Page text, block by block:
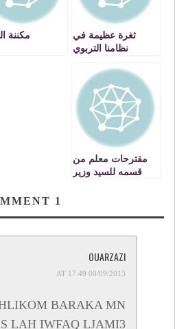
ثغرة عظيمة في
نظامنا التربوي
مكننة
مقترحات معلم من
قسمه للسيد وزير
1
OUARZAZI
08/09/2013 AT 17:49
BARAKA MN
LAH IWFAQ LJAMI3